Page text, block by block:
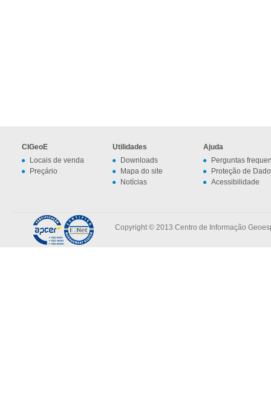
CIGeoE
Locais de venda
Preçário
Utilidades
Downloads
Mapa do site
Notícias
Ajuda
Perguntas
Proteção de
Acessibilidade
Copyright © 2013 Centro de Informação